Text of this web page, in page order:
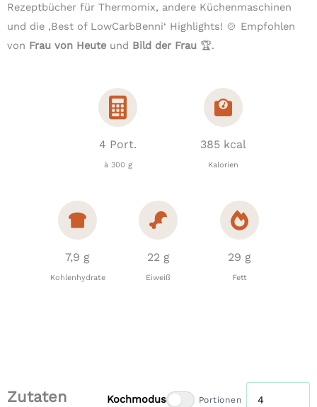
Rezeptbücher für Thermomix, andere Küchenmaschinen
und die ‚Best of LowCarbBenni‘ Highlights! 🍲 Empfohlen
von Frau von Heute und Bild der Frau 🏆.
4 Port.
à 300 g
385 kcal
Kalorien
7,9 g
Kohlenhydrate
22 g
Eiweiß
29 g
Fett
Zutaten Kochmodus Portionen